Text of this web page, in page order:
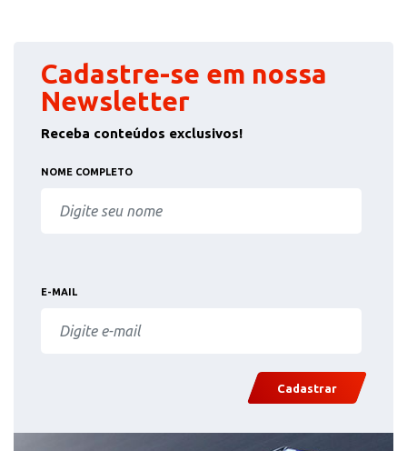
Cadastre-se em nossa
Newsletter
Receba conteúdos exclusivos!
NOME COMPLETO
E-MAIL
Cadastrar